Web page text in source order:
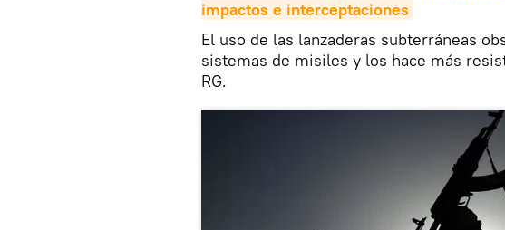
impactos e interceptaciones
El uso de las lanzaderas subterráneas
sistemas de misiles y los hace más
RG.